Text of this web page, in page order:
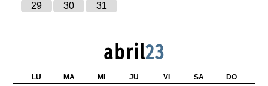
29
30 31
abril23
LU MA MI JU VI SA DO